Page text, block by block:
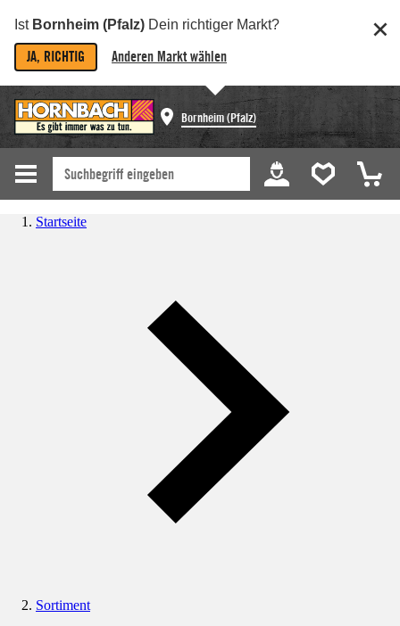
Ist Bornheim (Pfalz) Dein richtiger Markt?
JA, RICHTIG Anderen Markt wählen
Bornheim (Pfalz)
Startseite
Sortiment